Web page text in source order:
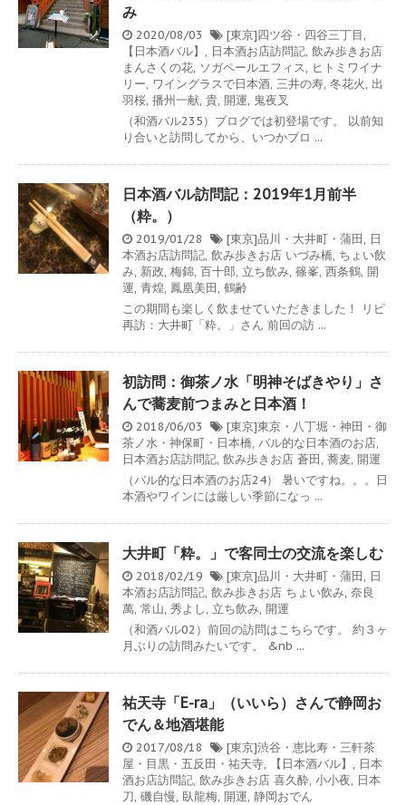
み
2020/08/03 [東京]四ツ谷・四谷三丁目,
【日本酒バル】 , 日本酒お店訪問記, 飲み歩きお店
まんさくの花, ソガペールエフィス, ヒトミワイナ
リー, ワイングラスで日本酒, 三井の寿, 冬花火, 出
羽桜, 播州一献, 貴, 開運, 鬼夜叉
（和酒バル235）ブログでは初登場です。 以前知
り合いと訪問してから、いつかブロ ...
日本酒バル訪問記：2019年1月前半
（粋。）
2019/01/28 [東京]品川・大井町・蒲田, 日
本酒お店訪問記, 飲み歩きお店 いづみ橋, ちょい飲
み, 新政, 梅錦, 百十郎, 立ち飲み, 篠峯, 西条鶴, 開
運, 青煌, 鳳凰美田, 鶴齢
この期間も楽しく飲ませていただきました！ リピ
再訪：大井町「粋。」さん 前回の訪 ...
初訪問：御茶ノ水「明神そばきやり」さ
んで蕎麦前つまみと日本酒！
2018/06/03
[東京]東京・八丁堀・神田・御
茶ノ水・神保町・日本橋, バル的な日本酒のお店,
日本酒お店訪問記, 飲み歩きお店 蒼田, 蕎麦, 開運
（バル的な日本酒のお店24） 暑いですね。。。日
本酒やワインには厳しい季節になっ ...
大井町「粋。」で客同士の交流を楽しむ
2018/02/19 [東京]品川・大井町・蒲田, 日
本酒お店訪問記, 飲み歩きお店 ちょい飲み, 奈良
萬, 常山, 秀よし, 立ち飲み, 開運
（和酒バル02）前回の訪問はこちらです。 約３ヶ
月ぶりの訪問みたいです。 &nb ...
祐天寺「E-ra」（いいら）さんで静岡お
でん＆地酒堪能
2017/08/18
[東京]渋谷・恵比寿・三軒茶
屋・目黒・五反田・祐天寺, 【日本酒バル】 , 日本
酒お店訪問記, 飲み歩きお店 喜久酔, 小小夜, 日本
刀, 磯自慢, 臥龍梅, 開運, 静岡おでん